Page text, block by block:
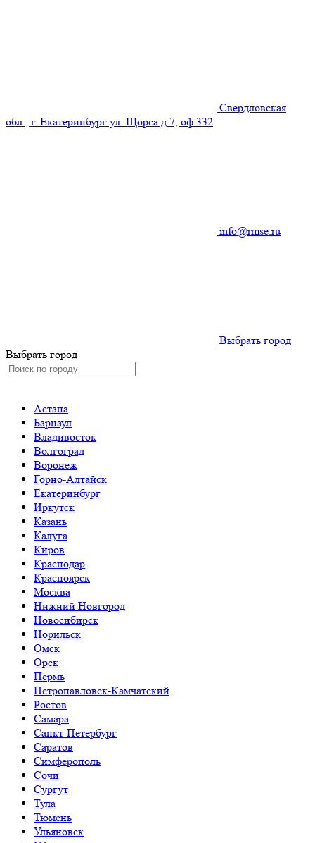
Свердловская
обл., г. Екатеринбург ул. Щорса д.7, оф.332
info@rmse.ru
Выбрать город
Выбрать город
Астана
Барнаул
Владивосток
Волгоград
Воронеж
Горно-Алтайск
Екатеринбург
Иркутск
Казань
Калуга
Киров
Краснодар
Красноярск
Москва
Нижний Новгород
Новосибирск
Норильск
Омск
Орск
Пермь
Петропавловск-Камчатский
Ростов
Самара
Санкт-Петербург
Саратов
Симферополь
Сочи
Сургут
Тула
Тюмень
Ульяновск